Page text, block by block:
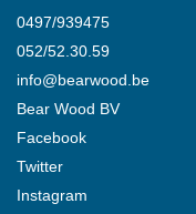
0497/939475
052/52.30.59
info@bearwood .be
Bear Wood BV
Facebook
Twitter
Instagram